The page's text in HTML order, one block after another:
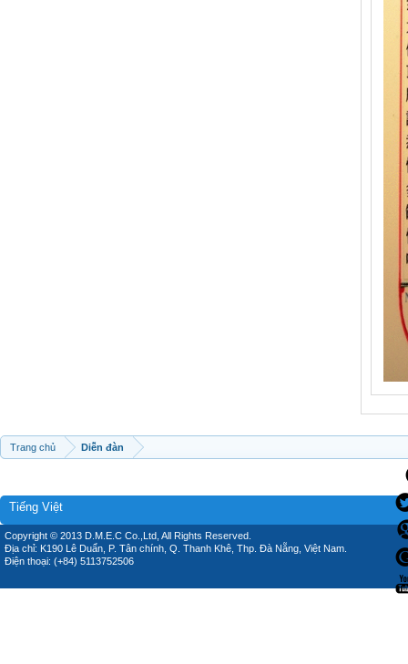
Trang chủ Diễn đàn
Tiếng Việt
Copyright © 2013 D.M.E.C Co.,Ltd, All Rights Reserved.
Địa chỉ: K190 Lê Duẩn, P. Tân chính, Q. Thanh Khê, Thp. Đà Nẵng, Việt Nam.
Điện thoại: (+84) 5113752506